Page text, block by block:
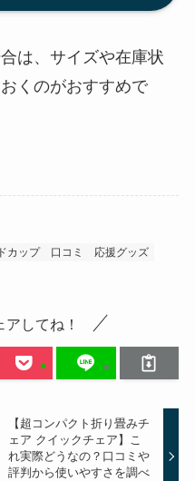
は、サイズや在庫状
くのがおすすめで
カップ 口コミ
応援グッズ
アしてね！
【超コンパクト折り畳みチ
ェア クイックチェア】こ
れ実際どうなの？口コミや
評判から使いやすさを調べ